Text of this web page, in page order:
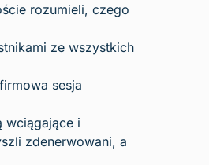
rozumieli, czego
ze wszystkich
sesja
wciągające i
zdenerwowani, a